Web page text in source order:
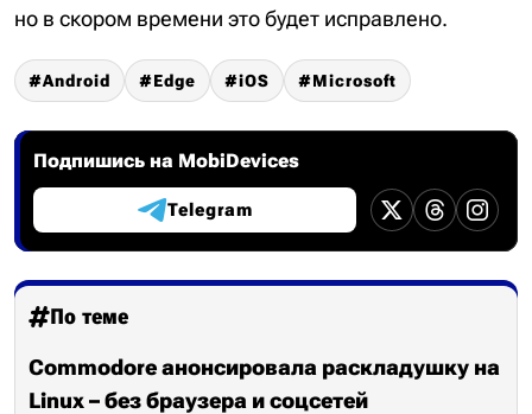
но в скором времени это будет исправлено.
Android Edge iOS Microsoft
Подпишись на MobiDevices
Telegram
По теме
Commodore анонсировала раскладушку на
Linux – без браузера и соцсетей